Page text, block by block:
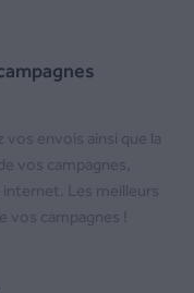
vos envois ainsi que la
vos campagnes,
Les meilleurs
campagnes !